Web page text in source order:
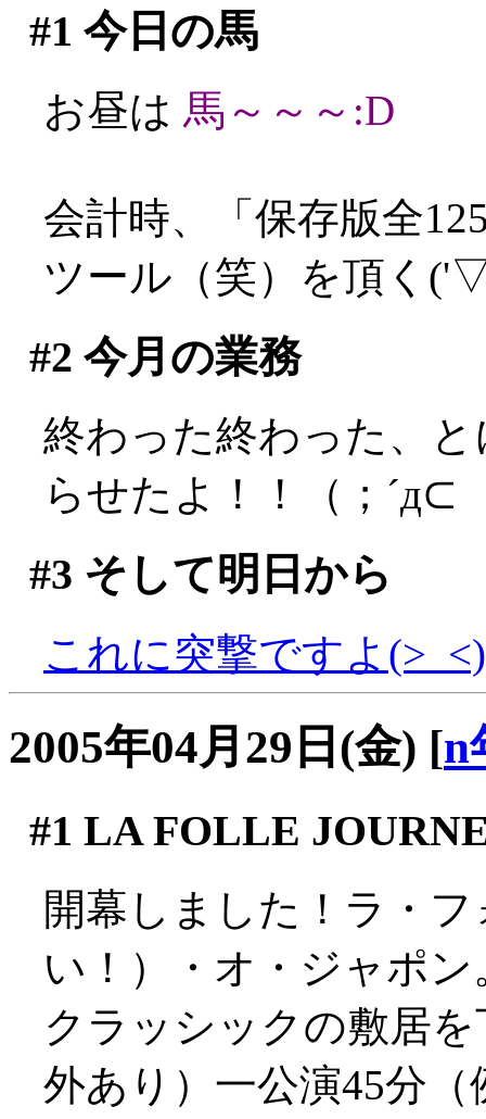
#1 今日の馬
お昼は 馬～～～:D
会計時、「保存版全
ツール（笑）を頂く
#2 今月の業務
終わった終わった、
らせたよ！！（；´д⊂
#3 そして明日から
これに突撃ですよ(>_<)
2005年04月29日(金) [n
#1 LA FOLLE
開幕しました！ラ・
い！）・オ・ジャポン
クラッシックの敷居
外あり）一公演45分